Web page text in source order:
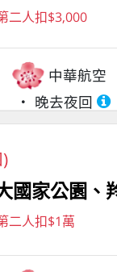
二人扣$3,000
中華航空
晚去夜回
國家公園、
二人扣$1萬